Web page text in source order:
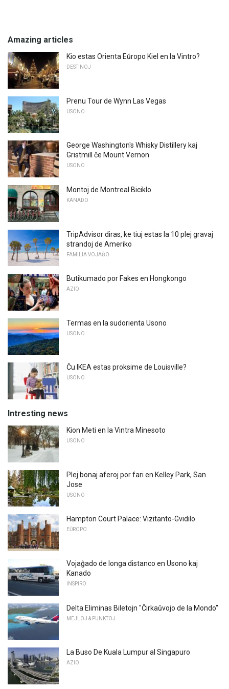
Amazing articles
Kio estas Orienta Eŭropo Kiel en la Vintro?
DESTINOJ
Prenu Tour de Wynn Las Vegas
USONO
George Washington's Whisky Distillery kaj
Gristmill ĉe Mount Vernon
USONO
Montoj de Montreal Biciklo
KANADO
TripAdvisor diras, ke tiuj estas la 10 plej gravaj
strandoj de Ameriko
FAMILIA VOJAĜO
Butikumado por Fakes en Hongkongo
AZIO
Termas en la sudorienta Usono
USONO
Ĉu IKEA estas proksime de Louisville?
USONO
Intresting news
Kion Meti en la Vintra Minesoto
USONO
Plej bonaj aferoj por fari en Kelley Park, San
Jose
USONO
Hampton Court Palace: Vizitanto-Gvidilo
EŬROPO
Vojaĝado de longa distanco en Usono kaj
Kanado
INSPIRO
Delta Eliminas Biletojn "Ĉirkaŭvojo de la Mondo"
MEJLOJ & PUNKTOJ
La Buso De Kuala Lumpur al Singapuro
AZIO